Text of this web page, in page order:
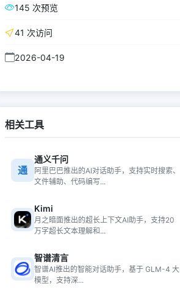
145 次预览
41 次访问
2026-04-19
相关工具
通
通义千问
阿里巴巴推出的AI对话助手，支持实时搜索、
文件辅助、代码编写...
Kimi
月之暗面推出的超长上下文AI助手，支持20
万字超长文本理解和...
智谱清言
智谱AI推出的智能对话助手，基于 GLM-4 大
模型，支持深...